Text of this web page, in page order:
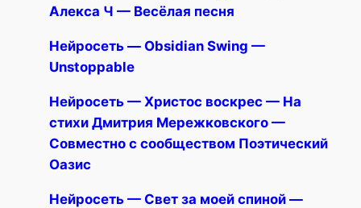
Алекса Ч — Весёлая песня
Нейросеть — Obsidian Swing —
Unstoppable
Нейросеть — Христос воскрес — На
стихи Дмитрия Мережковского —
Совместно с сообществом Поэтический
Оазис
Нейросеть — Свет за моей спиной —